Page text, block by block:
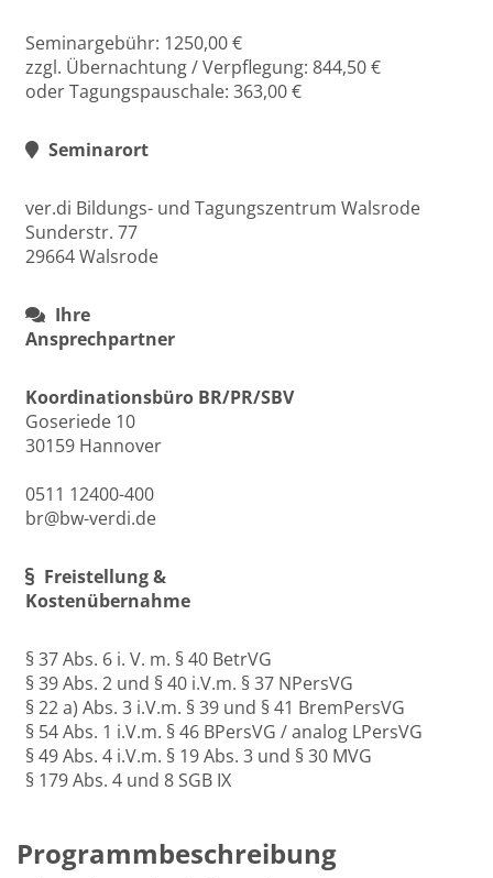
Seminargebühr: 1250,00 €
zzgl. Übernachtung / Verpflegung: 844,50 €
oder Tagungspauschale: 363,00 €
Seminarort
ver.di Bildungs- und Tagungszentrum Walsrode
Sunderstr. 77
29664 Walsrode
Ihre
Ansprechpartner
Koordinationsbüro BR/PR/SBV
Goseriede 10
30159 Hannover
0511 12400-400
br@bw-verdi.de
Freistellung &
Kostenübernahme
§ 37 Abs. 6 i. V. m. § 40 BetrVG
§ 39 Abs. 2 und § 40 i.V.m. § 37 NPersVG
§ 22 a) Abs. 3 i.V.m. § 39 und § 41 BremPersVG
§ 54 Abs. 1 i.V.m. § 46 BPersVG / analog LPersVG
§ 49 Abs. 4 i.V.m. § 19 Abs. 3 und § 30 MVG
§ 179 Abs. 4 und 8 SGB IX
Programmbeschreibung